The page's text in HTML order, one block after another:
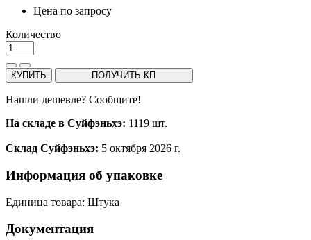
Цена по запросу
Количество
КУПИТЬ ПОЛУЧИТЬ КП
Нашли дешевле? Сообщите!
На складе в Суйфэньхэ: 1119 шт.
Склад Суйфэньхэ: 5 октября 2026 г.
Информация об упаковке
Единица товара: Штука
Документация